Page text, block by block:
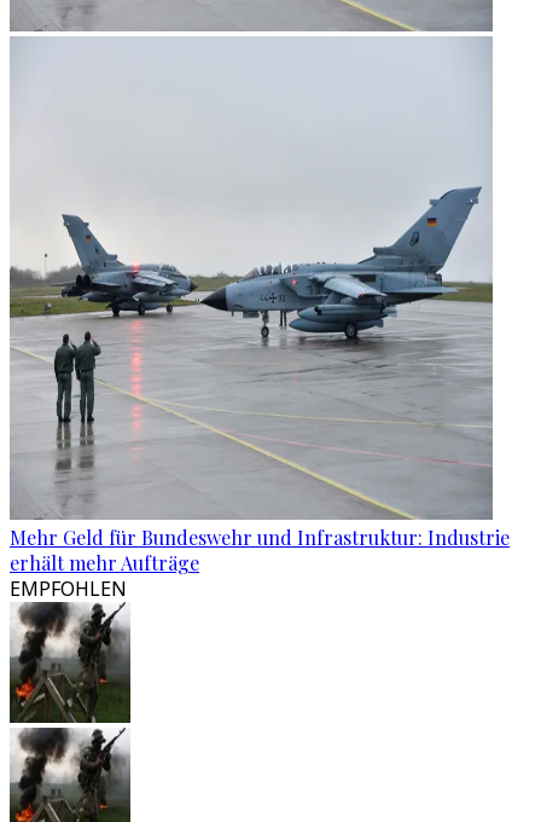
Mehr Geld für Bundeswehr und Infrastruktur: Industrie
erhält mehr Aufträge
EMPFOHLEN